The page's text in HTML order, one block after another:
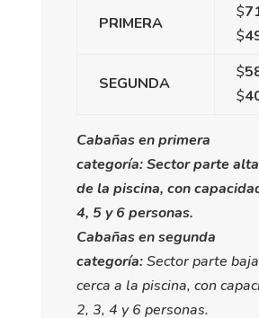
PRIMERA
$
$
SEGUNDA
$
$
Cabañas en primera
categoría: Sector parte
de la piscina, con
4, 5 y 6 personas.
Cabañas en segunda
categoría:Sector parte
cerca a la piscina, con
2, 3, 4 y 6 personas.